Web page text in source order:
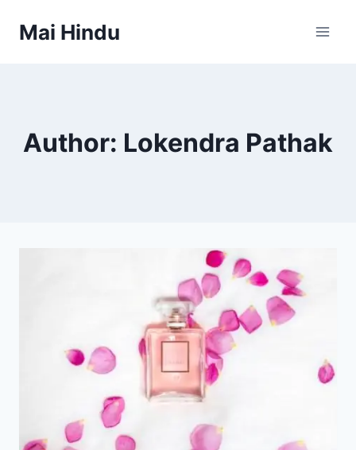
Mai Hindu
Author: Lokendra Pathak